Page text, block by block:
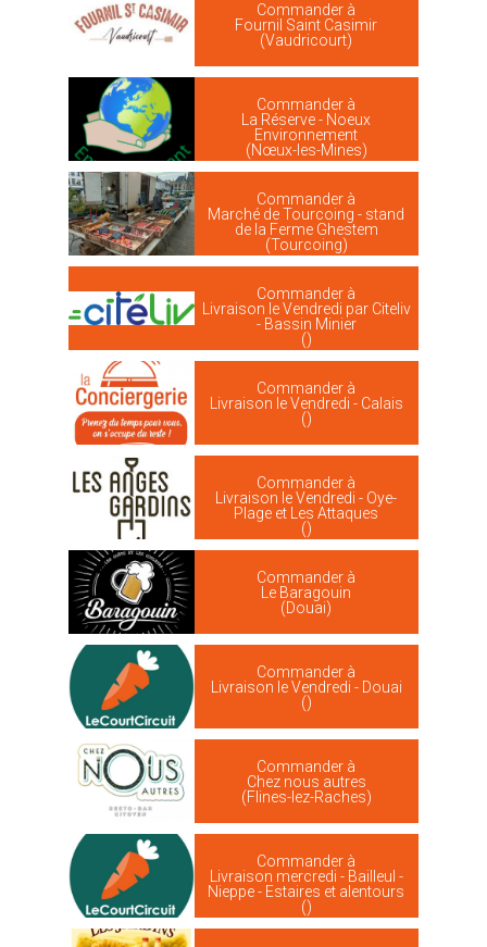
Commander à
Fournil Saint Casimir
(Vaudricourt)
Commander à
La Réserve - Noeux
Environnement
(Nœux-les-Mines)
Commander à
Marché de Tourcoing - stand
de la Ferme Ghestem
(Tourcoing)
Commander à
Livraison le Vendredi par Citeliv
- Bassin Minier
()
Commander à
Livraison le Vendredi - Calais
()
Commander à
Livraison le Vendredi - Oye-
Plage et Les Attaques
()
Commander à
Le Baragouin
(Douai)
Commander à
Livraison le Vendredi - Douai
()
Commander à
Chez nous autres
(Flines-lez-Raches)
Commander à
Livraison mercredi - Bailleul -
Nieppe - Estaires et alentours
()